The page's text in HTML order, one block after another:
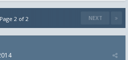
NEXT
Page 2 of 2